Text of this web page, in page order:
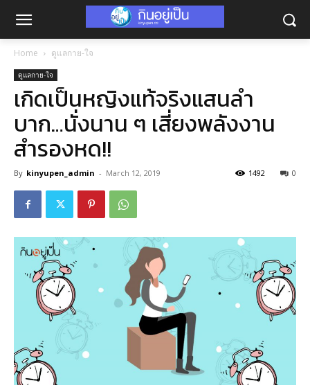
Home ดูแลกาย-ใจ
ดูแลกาย-ใจ
เกิดเป็นหญิงแท้จริงแสนลํา
บาก…นั่งนาน ๆ เสี่ยงพลังงาน
สำรองหด!!
By kinyupen_admin - March 12, 2019 0
1492